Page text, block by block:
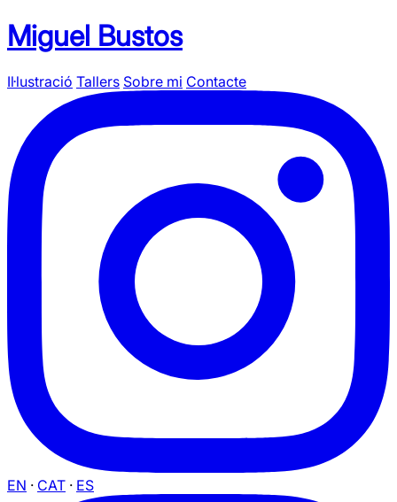
Miguel Bustos
Il·lustració Tallers Sobre mi Contacte
EN · CAT · ES